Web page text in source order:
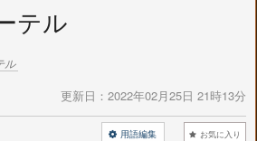
テル
ル
更新日： 2022年02月25日 21時13分
お気に入り
用語編集